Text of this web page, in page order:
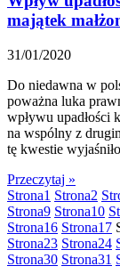
majątek
31/01/2020
Do niedawna w
poważna luka
wpływu upadłości
na wspólny z
tę kwestie wyjaśniło
Przeczytaj »
Strona1 Strona2
Strona9 Strona10
Strona16 Strona17
Strona23 Strona24
Strona30 Strona31